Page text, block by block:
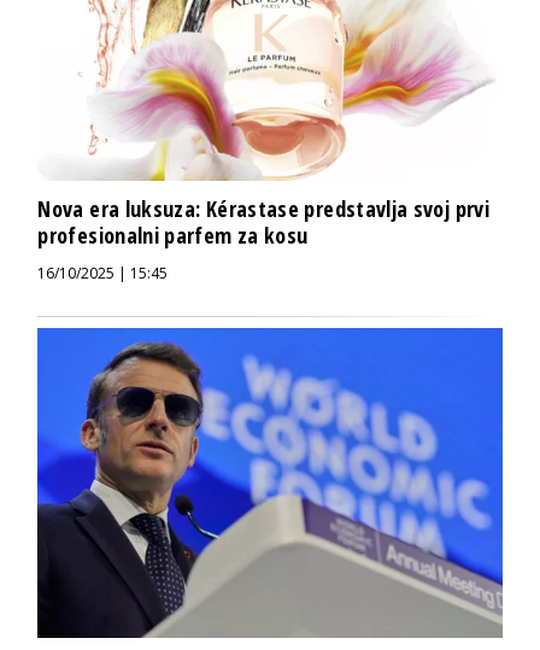
Nova era luksuza: Kérastase predstavlja svoj prvi
profesionalni parfem za kosu
16/10/2025 | 15:45